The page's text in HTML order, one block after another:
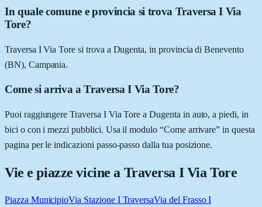
In quale comune e provincia si trova Traversa I Via
Tore?
Traversa I Via Tore si trova a Dugenta, in provincia di Benevento
(BN), Campania.
Come si arriva a Traversa I Via Tore?
Puoi raggiungere Traversa I Via Tore a Dugenta in auto, a piedi, in
bici o con i mezzi pubblici. Usa il modulo “Come arrivare” in questa
pagina per le indicazioni passo-passo dalla tua posizione.
Vie e piazze vicine a Traversa I Via Tore
Piazza MunicipioVia Stazione I TraversaVia del Frasso I